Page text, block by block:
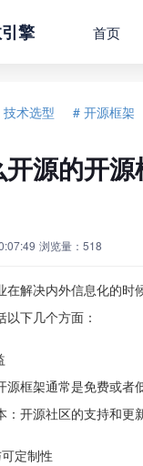
擎 首页
技术选型 # 开源框架
开源的开
浏览量： 518
在解决内外信息化的时
以下几个方面：
源框架通常是免费或者
：开源社区的支持和更
定制性